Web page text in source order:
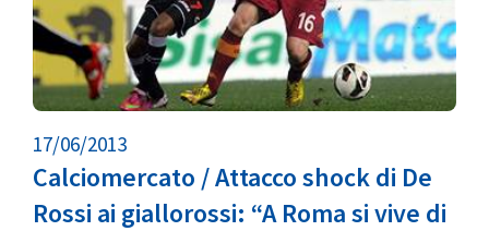
17/06/2013
Calciomercato / Attacco shock di De
Rossi ai giallorossi: “A Roma si vive di